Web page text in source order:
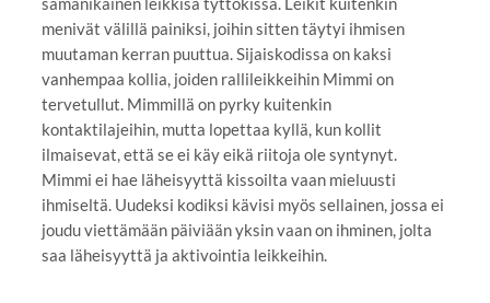
menivät välillä painiksi, joihin sitten täytyi ihmisen
muutaman kerran puuttua. Sijaiskodissa on kaksi
vanhempaa kollia, joiden rallileikkeihin Mimmi on
tervetullut. Mimmillä on pyrky kuitenkin
kontaktilajeihin, mutta lopettaa kyllä, kun kollit
ilmaisevat, että se ei käy eikä riitoja ole syntynyt.
Mimmi ei hae läheisyyttä kissoilta vaan mieluusti
ihmiseltä. Uudeksi kodiksi kävisi myös sellainen, jossa ei
joudu viettämään päiviään yksin vaan on ihminen, jolta
saa läheisyyttä ja aktivointia leikkeihin.